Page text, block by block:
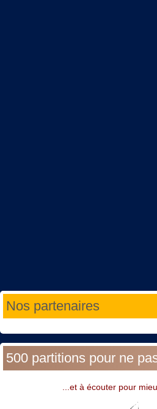
Nos partenaires
500 partitions pour ne
...et à écouter pour
Année
précédente
Mois
précédent
Année
suivante
Mois
suivant